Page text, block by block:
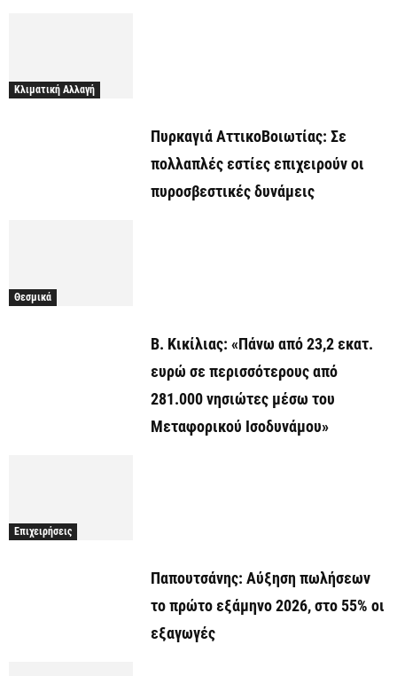
Κλιματική Αλλαγή
Πυρκαγιά ΑττικοΒοιωτίας: Σε
πολλαπλές εστίες επιχειρούν οι
πυροσβεστικές δυνάμεις
Θεσμικά
Β. Κικίλιας: «Πάνω από 23,2 εκατ.
ευρώ σε περισσότερους από
281.000 νησιώτες μέσω του
Μεταφορικού Ισοδυνάμου»
Επιχειρήσεις
Παπουτσάνης: Αύξηση πωλήσεων
το πρώτο εξάμηνο 2026, στο 55% οι
εξαγωγές